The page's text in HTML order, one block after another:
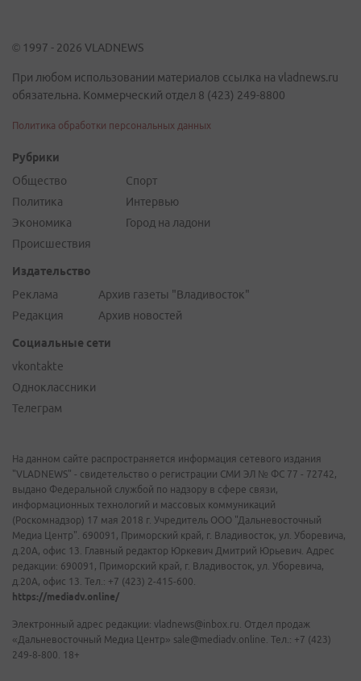
© 1997 - 2026 VLADNEWS
При любом использовании материалов ссылка на vladnews.ru
обязательна. Коммерческий отдел 8 (423) 249-8800
Политика обработки персональных данных
Рубрики
Общество
Политика
Экономика
Происшествия
Спорт
Интервью
Город на ладони
Издательство
Реклама
Редакция
Архив газеты "Владивосток"
Архив новостей
Социальные сети
vkontakte
Одноклассники
Телеграм
На данном сайте распространяется информация сетевого издания
"VLADNEWS" - свидетельство о регистрации СМИ ЭЛ № ФС 77 - 72742,
выдано Федеральной службой по надзору в сфере связи,
информационных технологий и массовых коммуникаций
(Роскомнадзор) 17 мая 2018 г. Учредитель ООО "Дальневосточный
Медиа Центр". 690091, Приморский край, г. Владивосток, ул. Уборевича,
д.20А, офис 13. Главный редактор Юркевич Дмитрий Юрьевич. Адрес
редакции: 690091, Приморский край, г. Владивосток, ул. Уборевича,
д.20А, офис 13. Тел.: +7 (423) 2-415-600.
https://mediadv.online/
Электронный адрес редакции: vladnews@inbox.ru. Отдел продаж
«Дальневосточный Медиа Центр» sale@mediadv.online. Тел.: +7 (423)
249-8-800. 18+